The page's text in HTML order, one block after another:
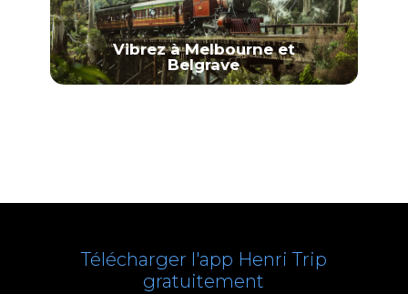
Vibrez à Melbourne et
Belgrave
Télécharger l'app Henri Trip
gratuitement